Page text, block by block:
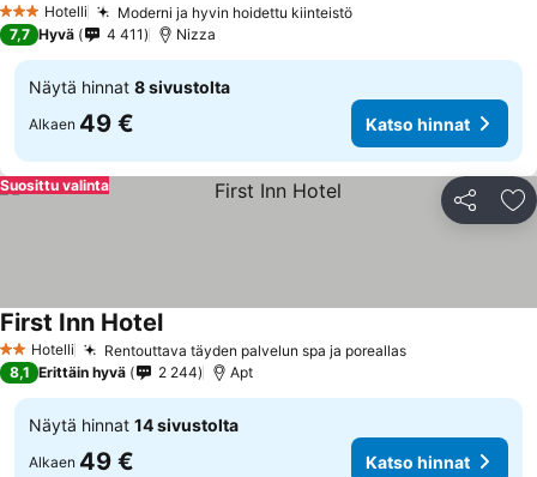
3 Tähtiluokitus
Hotelli Moderni ja hyvin hoidettu kiinteistöKatso hinnat
7,7 Hyvä 4 411 Nizza
Näytä hinnat 8 sivustolta
Alkaen 49 € Katso hinnat
Jaa
Suosittu valinta
2 Tähtiluokitus
Hotelli Rentouttava täyden palvelun spa ja poreallasKatso hinnat
First Inn HotelKatso hinnat
8,1 Erittäin hyvä 2 244 Apt
Näytä hinnat 14 sivustolta
Alkaen 49 € Katso hinnat